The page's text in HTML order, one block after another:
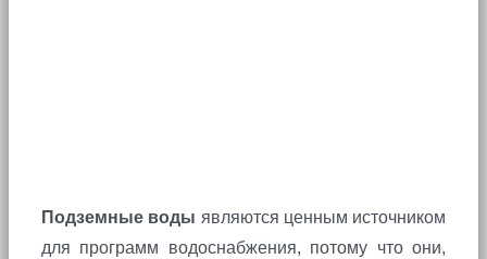
Подземные воды являются ценным источником
для программ водоснабжения, потому что они,